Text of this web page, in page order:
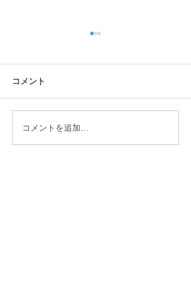
モルック
コメント
コメントを追加…